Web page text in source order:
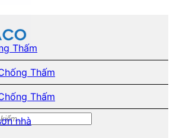
Thấm
Thấm
Thấm
nhà